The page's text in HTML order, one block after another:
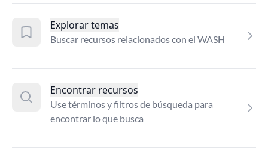
Explorar temas
Buscar recursos relacionados con el WASH
Encontrar recursos
Use términos y filtros de búsqueda para
encontrar lo que busca